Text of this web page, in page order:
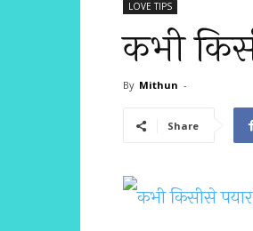
LOVE TIPS
कभी
By Mithun -
Share